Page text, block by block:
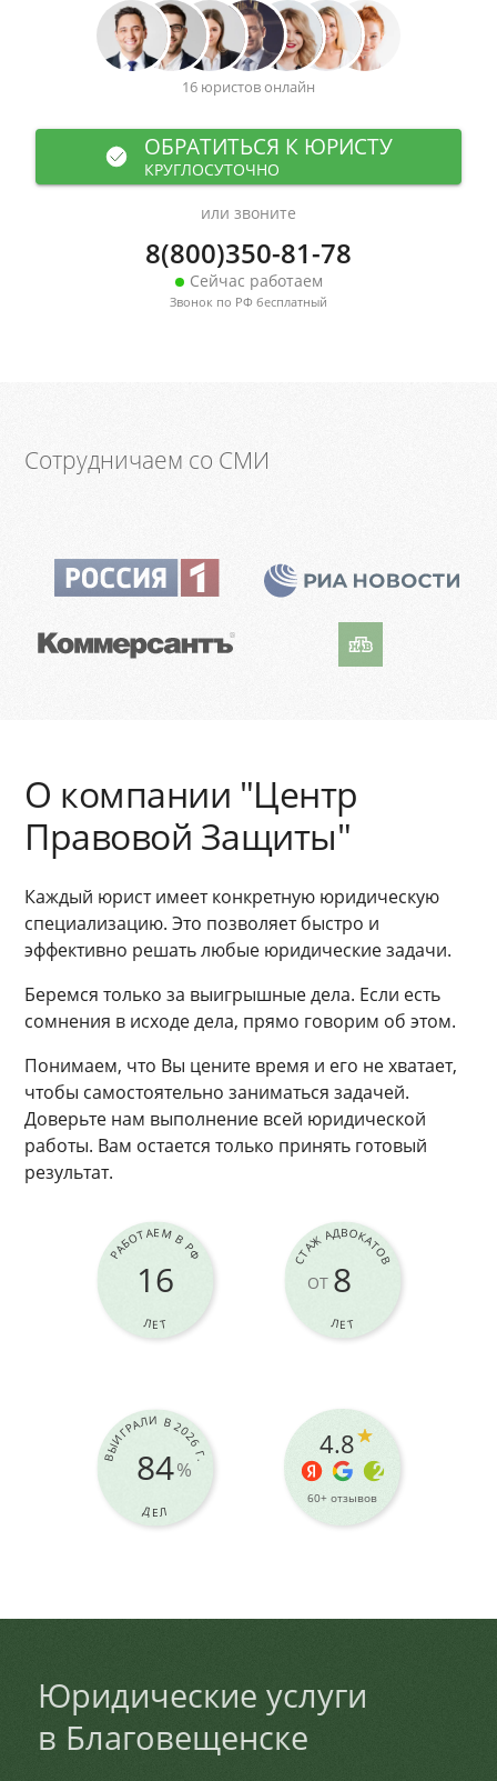
16 юристов онлайн
ОБРАТИТЬСЯ К ЮРИСТУ
КРУГЛОСУТОЧНО
или звоните
8(800)350-81-78
Сейчас работаем
Звонок по РФ бесплатный
Сотрудничаем со СМИ
О компании "Центр
Правовой Защиты"
Каждый юрист имеет конкретную юридическую
специализацию. Это позволяет быстро и
эффективно решать любые юридические задачи.
Беремся только за выигрышные дела. Если есть
сомнения в исходе дела, прямо говорим об этом.
Понимаем, что Вы цените время и его не хватает,
чтобы самостоятельно заниматься задачей.
Доверьте нам выполнение всей юридической
работы. Вам остается только принять готовый
результат.
РАБОТАЕМ В РФ
ЛЕТ
16
СТАЖ АДВОКАТОВ
ЛЕТ
ОТ 8
ВЫИГРАЛИ В 2026 Г.
ДЕЛ
84%
4.8
60+ отзывов
Юридические услуги
в Благовещенске